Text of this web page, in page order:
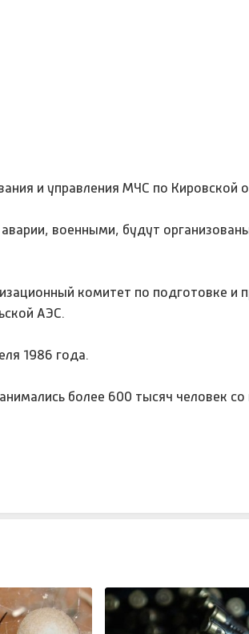
и управления МЧС по Кировской
военными, будут
комитет по подготовке и
АЭС.
1986 года.
более 600 тысяч человек со